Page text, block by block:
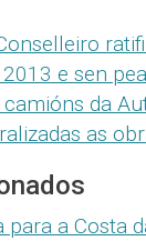
e sen
camións da
as
para a Costa